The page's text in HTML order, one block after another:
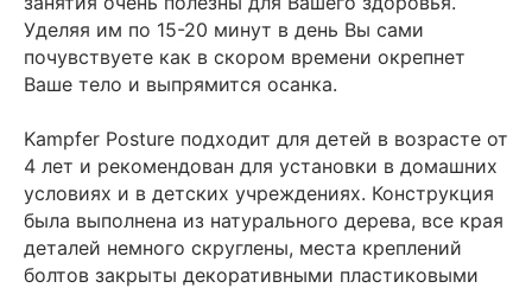
Уделяя им по 15-20 минут в день Вы сами
почувствуете как в скором времени окрепнет
Ваше тело и выпрямится осанка.
Kampfer Posture подходит для детей в возрасте от
4 лет и рекомендован для установки в домашних
условиях и в детских учреждениях. Конструкция
была выполнена из натурального дерева, все края
деталей немного скруглены, места креплений
болтов закрыты декоративными пластиковыми